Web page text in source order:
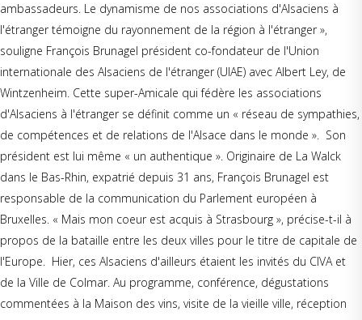
ambassadeurs. Le dynamisme de nos associations d'Alsaciens à
l'étranger témoigne du rayonnement de la région à l'étranger »,
souligne François Brunagel président co-fondateur de l'Union
internationale des Alsaciens de l'étranger (UIAE) avec Albert Ley, de
Wintzenheim. Cette super-Amicale qui fédère les associations
d'Alsaciens à l'étranger se définit comme un « réseau de sympathies,
de compétences et de relations de l'Alsace dans le monde ». Son
président est lui même « un authentique ». Originaire de La Walck
dans le Bas-Rhin, expatrié depuis 31 ans, François Brunagel est
responsable de la communication du Parlement européen à
Bruxelles. « Mais mon coeur est acquis à Strasbourg », précise-t-il à
propos de la bataille entre les deux villes pour le titre de capitale de
l'Europe. Hier, ces Alsaciens d'ailleurs étaient les invités du CIVA et
de la Ville de Colmar. Au programme, conférence, dégustations
commentées à la Maison des vins, visite de la vieille ville, réception